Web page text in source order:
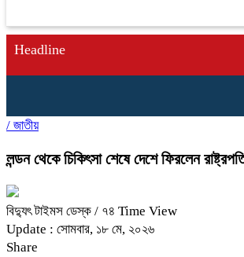
Headline
/ জাতীয়
লন্ডন থেকে চিকিৎসা শেষে দেশে ফিরলেন
বিদ্যুৎ টাইমস ডেস্ক / ৭৪ Time View
Update : সোমবার, ১৮ মে, ২০২৬
Share